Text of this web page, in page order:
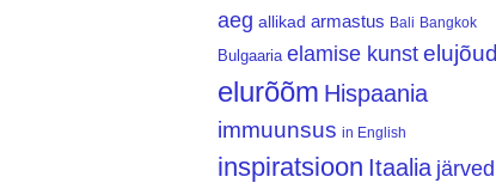
aeg allikad armastus Bali Bangkok
Bulgaaria elamise kunst elujõud
elurõõm Hispaania
immuunsus in English
inspiratsioon Itaalia järved